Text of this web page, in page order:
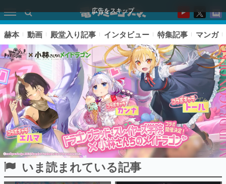
広告をスキップ
ピックアップ
赫本 動画 殿堂入り記事 インタビュー 特集記事 マンガ
いま読まれている記事